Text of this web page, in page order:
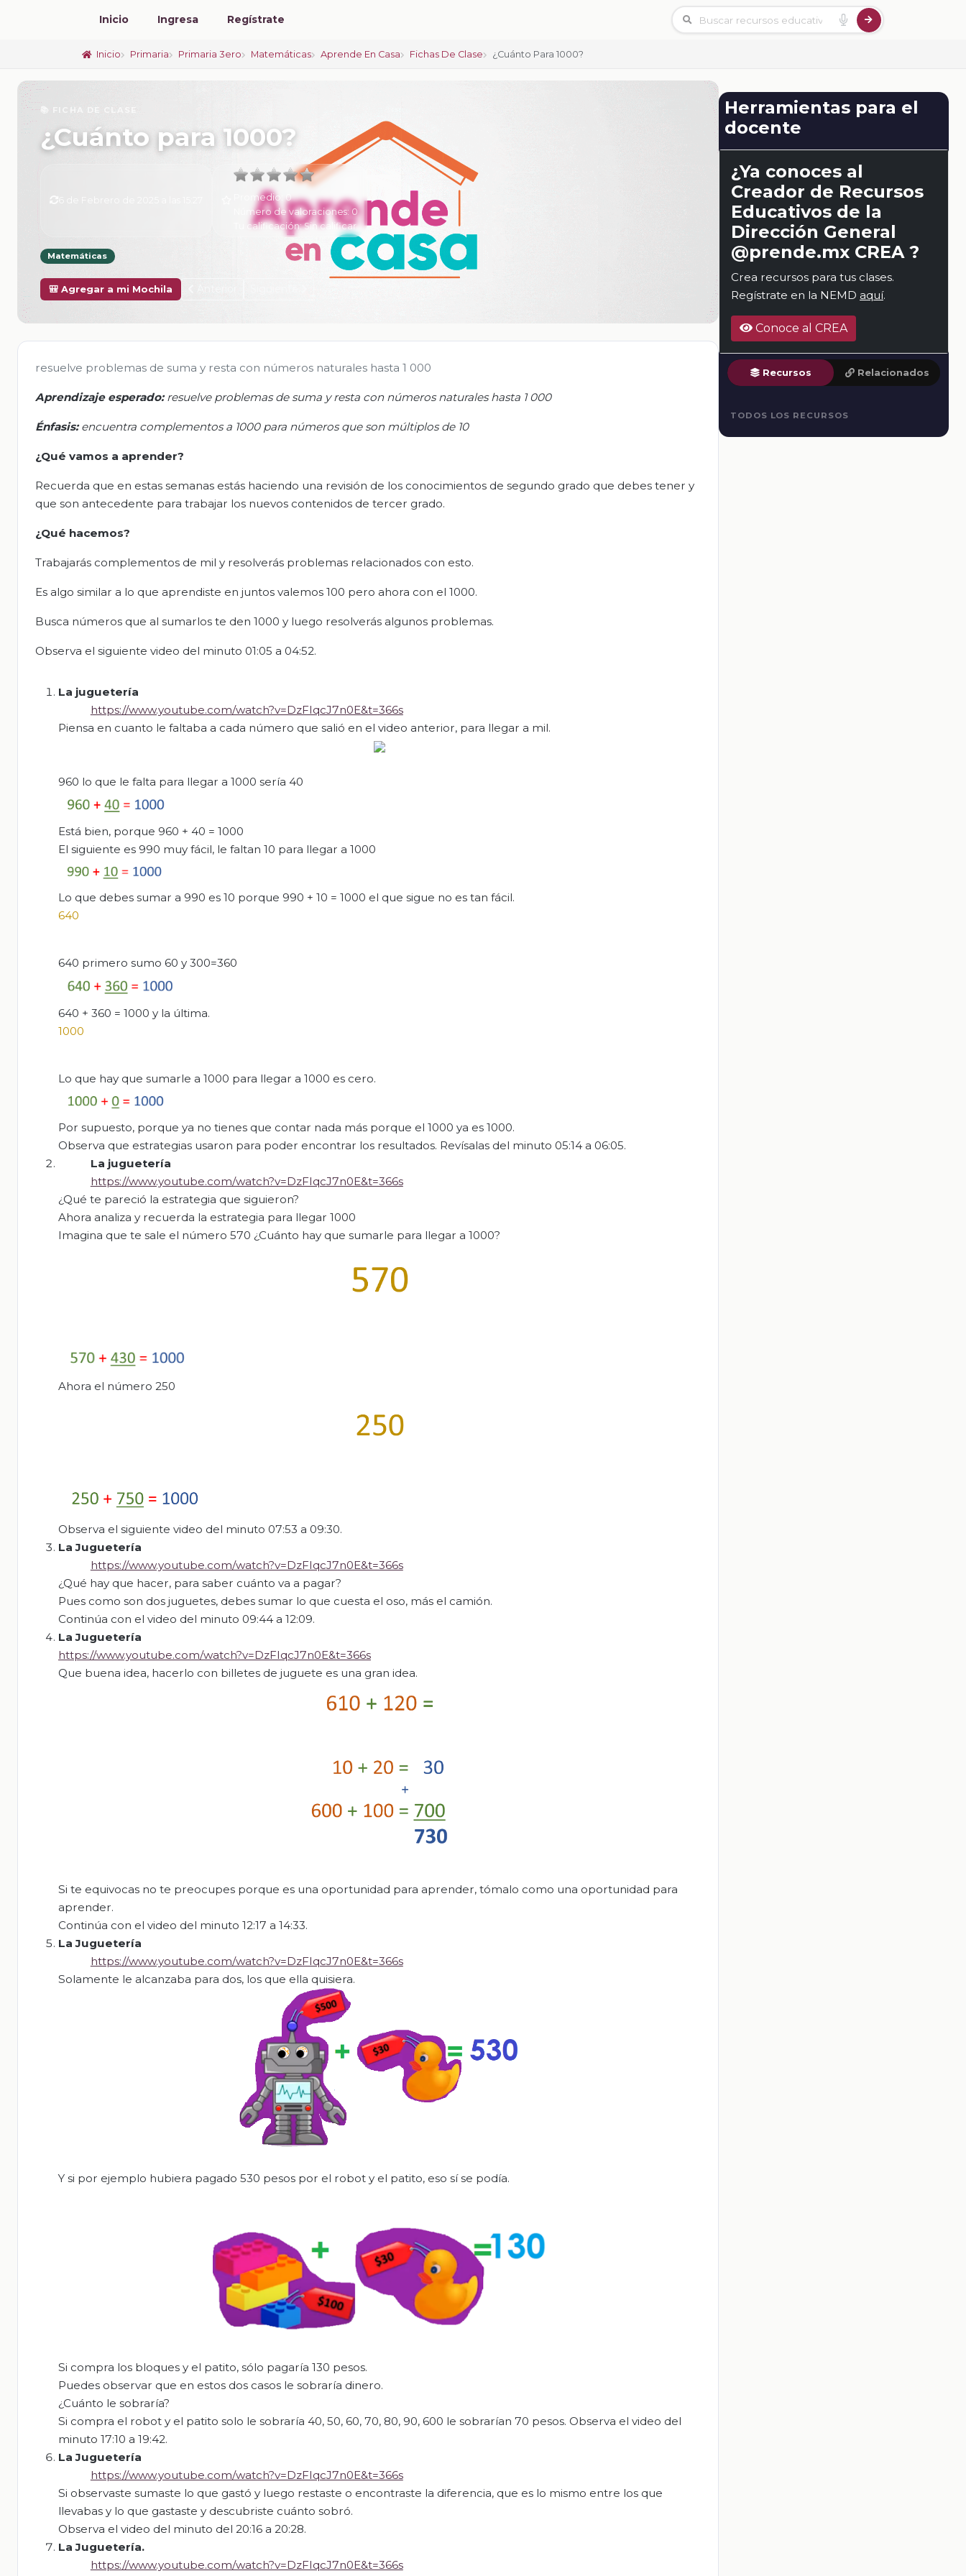
Inicio Ingresa Regístrate
Inicio Primaria Primaria 3ero Matemáticas Aprende En Casa Fichas De Clase ¿Cuánto Para 1000?
📚 FICHA DE CLASE
¿Cuánto para 1000?
Promedio: 0
Número de valoraciones: 0
Tu calificación:Sin calificar
Matemáticas
🎒 Agregar a mi Mochila
resuelve problemas de suma y resta con números naturales hasta 1 000
Aprendizaje esperado: resuelve problemas de suma y resta con números naturales hasta 1 000
Énfasis: encuentra complementos a 1000 para números que son múltiplos de 10
¿Qué vamos a aprender?
Recuerda que en estas semanas estás haciendo una revisión de los conocimientos de segundo grado que debes tener y
que son antecedente para trabajar los nuevos contenidos de tercer grado.
¿Qué hacemos?
Trabajarás complementos de mil y resolverás problemas relacionados con esto.
Es algo similar a lo que aprendiste en juntos valemos 100 pero ahora con el 1000.
Busca números que al sumarlos te den 1000 y luego resolverás algunos problemas.
Observa el siguiente video del minuto 01:05 a 04:52.
La juguetería
https://www.youtube.com/watch?v=DzFIqcJ7n0E&t=366s
Piensa en cuanto le faltaba a cada número que salió en el video anterior, para llegar a mil.
960 lo que le falta para llegar a 1000 sería 40
Está bien, porque 960 + 40 = 1000
El siguiente es 990 muy fácil, le faltan 10 para llegar a 1000
Lo que debes sumar a 990 es 10 porque 990 + 10 = 1000 el que sigue no es tan fácil.
640
640 primero sumo 60 y 300=360
640 + 360 = 1000 y la última.
1000
Lo que hay que sumarle a 1000 para llegar a 1000 es cero.
Por supuesto, porque ya no tienes que contar nada más porque el 1000 ya es 1000.
Observa que estrategias usaron para poder encontrar los resultados. Revísalas del minuto 05:14 a 06:05.
La juguetería
https://www.youtube.com/watch?v=DzFIqcJ7n0E&t=366s
¿Qué te pareció la estrategia que siguieron?
Ahora analiza y recuerda la estrategia para llegar 1000
Imagina que te sale el número 570 ¿Cuánto hay que sumarle para llegar a 1000?
Ahora el número 250
Observa el siguiente video del minuto 07:53 a 09:30.
La Juguetería
https://www.youtube.com/watch?v=DzFIqcJ7n0E&t=366s
¿Qué hay que hacer, para saber cuánto va a pagar?
Pues como son dos juguetes, debes sumar lo que cuesta el oso, más el camión.
Continúa con el video del minuto 09:44 a 12:09.
La Juguetería
https://www.youtube.com/watch?v=DzFIqcJ7n0E&t=366s
Que buena idea, hacerlo con billetes de juguete es una gran idea.
Si te equivocas no te preocupes porque es una oportunidad para aprender, tómalo como una oportunidad para
aprender.
Continúa con el video del minuto 12:17 a 14:33.
La Juguetería
https://www.youtube.com/watch?v=DzFIqcJ7n0E&t=366s
Solamente le alcanzaba para dos, los que ella quisiera.
Y si por ejemplo hubiera pagado 530 pesos por el robot y el patito, eso sí se podía.
Si compra los bloques y el patito, sólo pagaría 130 pesos.
Puedes observar que en estos dos casos le sobraría dinero.
¿Cuánto le sobraría?
Si compra el robot y el patito solo le sobraría 40, 50, 60, 70, 80, 90, 600 le sobrarían 70 pesos. Observa el video del
minuto 17:10 a 19:42.
La Juguetería
https://www.youtube.com/watch?v=DzFIqcJ7n0E&t=366s
Si observaste sumaste lo que gastó y luego restaste o encontraste la diferencia, que es lo mismo entre los que
llevabas y lo que gastaste y descubriste cuánto sobró.
Observa el video del minuto del 20:16 a 20:28.
La Juguetería.
https://www.youtube.com/watch?v=DzFIqcJ7n0E&t=366s
Herramientas para el
docente
¿Ya conoces al
Creador de Recursos
Educativos de la
Dirección General
@prende.mx CREA ?
Crea recursos para tus clases.
Regístrate en la NEMD aquí.
Conoce al CREA
Recursos Relacionados
TODOS LOS RECURSOS